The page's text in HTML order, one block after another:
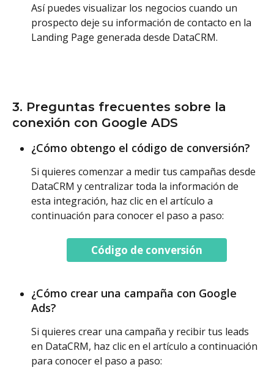
Así puedes visualizar los negocios cuando un
prospecto deje su información de contacto en la
Landing Page generada desde DataCRM.
3. Preguntas frecuentes sobre la
conexión con Google ADS
¿Cómo obtengo el código de conversión?
Si quieres comenzar a medir tus campañas desde
DataCRM y centralizar toda la información de
esta integración, haz clic en el artículo a
continuación para conocer el paso a paso:
Código de conversión
¿Cómo crear una campaña con Google
Ads?
Si quieres crear una campaña y recibir tus leads
en DataCRM, haz clic en el artículo a continuación
para conocer el paso a paso: